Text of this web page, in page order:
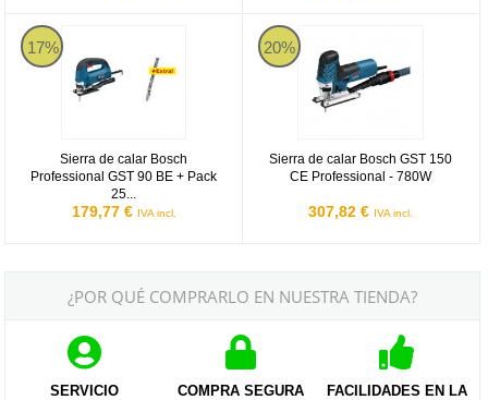
17%
Sierra de calar Bosch
Professional GST 90 BE + Pack
25...
179,77 € IVA incl.
Sierra de calar Bosch Professional GST 90 BE + Pack 25 hojas de
20%
Sierra de calar Bosch GST 150
CE Professional - 780W
307,82 € IVA incl.
Sierra de calar Bosch GST 150
¿POR QUÉ COMPRARLO EN NUESTRA TIENDA?
SERVICIO
COMPRA SEGURA
FACILIDADES EN LA